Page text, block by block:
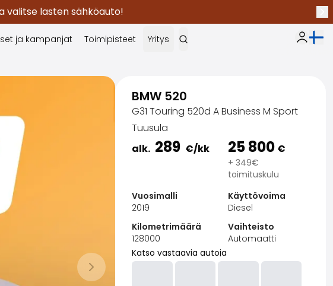
valitse lasten sähköauto!
ja kampanjat Toimipisteet Yritys Oma
Lue lisää
Seuraava dia
BMW 520
G31 Touring 520d A Business M Sport
Tuusula
alk. 289 €/kk 25 800 €
+ 349€
toimituskulu
Vuosimalli
2019
Käyttövoima
Diesel
Kilometrimäärä
128000
Vaihteisto
Automaatti
Katso vastaavia autoja